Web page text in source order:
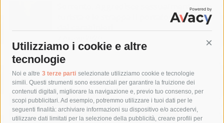
Utilizziamo i cookie e altre
tecnologie
Noi e altre 3 terze parti selezionate utilizziamo cookie e tecnologie
simili. Questi strumenti sono essenziali per garantire la fruizione dei
contenuti digitali, migliorare la navigazione e, previo tuo consenso, per
scopi pubblicitari. Ad esempio, potremmo utilizzare i tuoi dati per le
seguenti finalità: archiviare informazioni su dispositivo e/o accedervi,
utilizzare dati limitati per la selezione della pubblicità, creare profili per
Sorrento. Aggredisce sessualmente una
turista e le strappa il portafogli, fermato
Tag
acqua allerta meteo
anas
area marina protetta di punta campanella
arresto